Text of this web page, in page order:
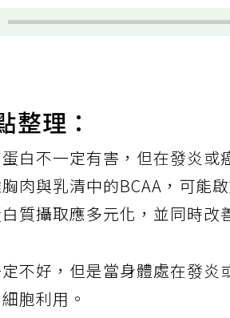
整理：
白不一定有害，但在發炎或
肉與乳清中的BCAA，可能
質攝取應多元化，並同時改
不好，但是當身體處在發
胞利用。